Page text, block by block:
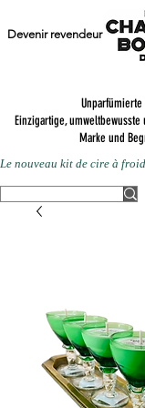
Einzigartige,
Marke und
Devenir revendeur
Le nouveau kit de cire à froid